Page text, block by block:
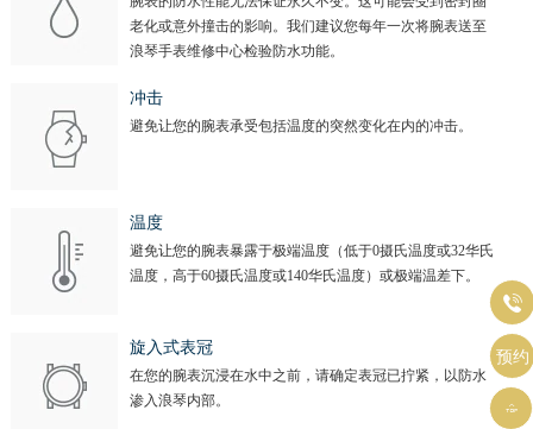
老化或意外撞击的影响。我们建议您每年一次将腕表送至
浪琴手表维修中心检验防水功能。
冲击
避免让您的腕表承受包括温度的突然变化在内的冲击。
温度
避免让您的腕表暴露于极端温度（低于0摄氏温度或32华氏
温度，高于60摄氏温度或140华氏温度）或极端温差下。
旋入式表冠
在您的腕表沉浸在水中之前，请确定表冠已拧紧，以防水
渗入浪琴内部。

预约
